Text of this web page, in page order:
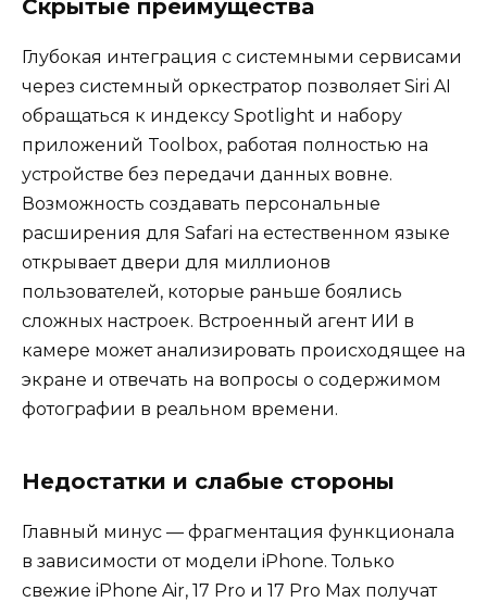
Скрытые преимущества
Глубокая интеграция с системными сервисами
через системный оркестратор позволяет Siri AI
обращаться к индексу Spotlight и набору
приложений Toolbox, работая полностью на
устройстве без передачи данных вовне.
Возможность создавать персональные
расширения для Safari на естественном языке
открывает двери для миллионов
пользователей, которые раньше боялись
сложных настроек. Встроенный агент ИИ в
камере может анализировать происходящее на
экране и отвечать на вопросы о содержимом
фотографии в реальном времени.
Недостатки и слабые стороны
Главный минус — фрагментация функционала
в зависимости от модели iPhone. Только
свежие iPhone Air, 17 Pro и 17 Pro Max получат